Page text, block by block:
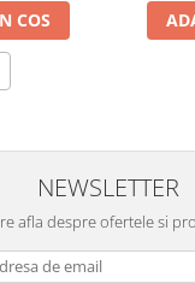
COS
NEWSLETTER
afla despre ofertele si